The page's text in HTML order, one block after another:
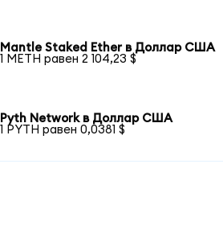
Mantle Staked Ether в Доллар США
1 METH равен 2 104,23 $
Pyth Network в Доллар США
1 PYTH равен 0,0381 $